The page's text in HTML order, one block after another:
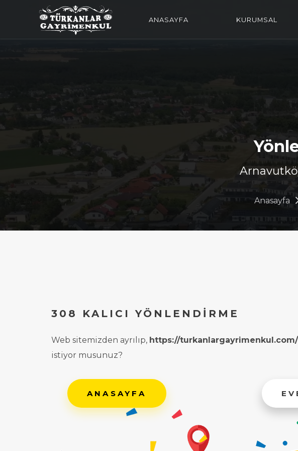
ANASAYFA KURUMSAL
Anasayfa
308 KALICI YÖNLENDIRME
Web sitemizden ayrılıp, https://turkanlargayrimenkul.com/
istiyor musunuz?
ANASAYFA